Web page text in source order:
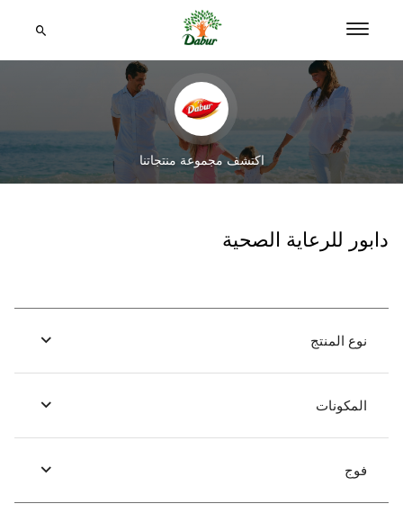
اكتشف مجموعة منتجاتنا
دابور للرعاية الصحية
نوع المنتج
المكونات
فوج